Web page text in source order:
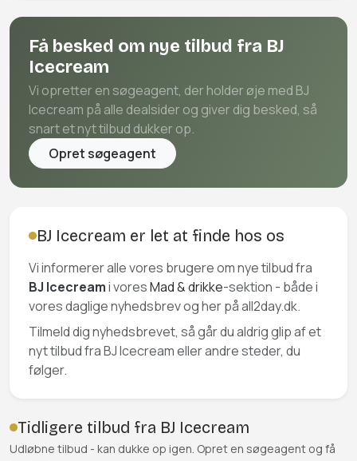
Få besked om nye tilbud fra BJ
Icecream
Vi opretter en søgeagent, der holder øje med BJ
Icecream på alle dealsider og giver dig besked, så
snart et nyt tilbud dukker op.
Opret søgeagent
BJ Icecream er let at finde hos os
Vi informerer alle vores brugere om nye tilbud fra
BJ Icecreami voresMad & drikke-sektion - både i
vores daglige nyhedsbrev og her på all2day.dk.
Tilmeld dig nyhedsbrevet, så går du aldrig glip af et
nyt tilbud fra BJ Icecream eller andre steder, du
følger.
Tidligere tilbud fra BJ Icecream
Udløbne tilbud - kan dukke op igen. Opret en søgeagent og få